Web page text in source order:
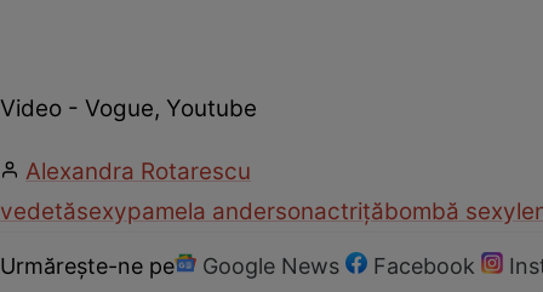
Video - Vogue, Youtube
Alexandra Rotarescu
vedetăsexypamela andersonactrițăbombă sexy
Urmărește-ne pe Google News Facebook